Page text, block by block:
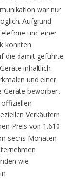
war nur
Aufgrund
und einer
konnten
die damit geführte
inhaltlich
und einer
Geräte beworben.
Verkäufern
Preis von 1.610
sechs Monaten
wie